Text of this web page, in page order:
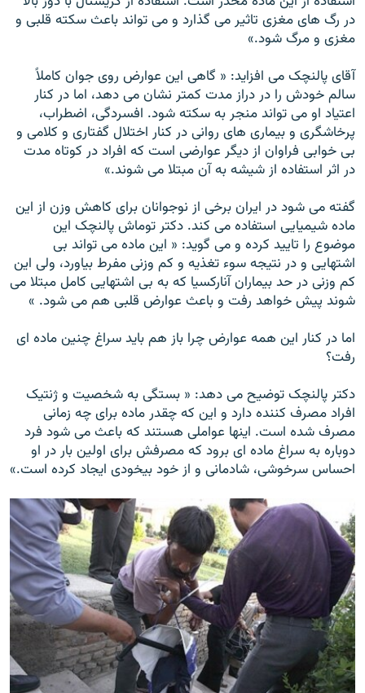
در رگ های مغزی تاثير می گذارد و می تواند باعث سکته قلبی و
مغزی و مرگ شود.»
آقای پالنچک می افزايد: « گاهی اين عوارض روی جوان کاملاً
سالم خودش را در دراز مدت کمتر نشان می دهد، اما در کنار
اعتياد او می تواند منجر به سکته شود. افسردگی، اضطراب،
پرخاشگری و بيماری های روانی در کنار اختلال گفتاری و کلامی و
بی خوابی فراوان از ديگر عوارضی است که افراد در کوتاه مدت
در اثر استفاده از شيشه به آن مبتلا می شوند.»
گفته می شود در ايران برخی از نوجوانان برای کاهش وزن از اين
ماده شيميايی استفاده می کند. دکتر توماش پالنچک اين
موضوع را تاييد کرده و می گويد: « اين ماده می تواند بی
اشتهايی و در نتيجه سوء تغذيه و کم وزنی مفرط بياورد، ولی اين
کم وزنی در حد بيماران آنارکسيا که به بی اشتهايی کامل مبتلا می
شوند پيش خواهد رفت و باعث عوارض قلبی هم می شود. »
اما در کنار اين همه عوارض چرا باز هم بايد سراغ چنين ماده ای
رفت؟
دکتر پالنچک توضيح می دهد: « بستگی به شخصيت و ژنتيک
افراد مصرف کننده دارد و اين که چقدر ماده برای چه زمانی
مصرف شده است. اينها عواملی هستند که باعث می شود فرد
دوباره به سراغ ماده ای برود که مصرفش برای اولين بار در او
احساس سرخوشی، شادمانی و از خود بيخودی ايجاد کرده است.»